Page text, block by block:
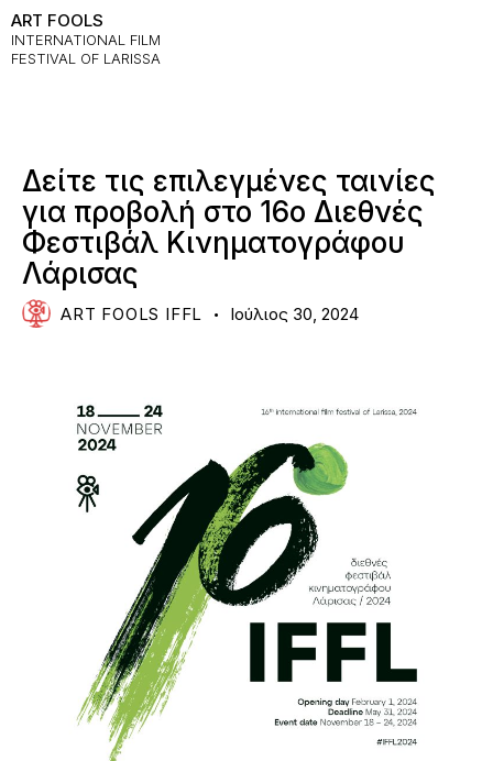
ART FOOLS
INTERNATIONAL FILM
FESTIVAL OF LARISSA
Δείτε τις επιλεγμένες ταινίες
για προβολή στο 16ο Διεθνές
Φεστιβάλ Κινηματογράφου
Λάρισας
ART FOOLS IFFL Ιούλιος 30, 2024